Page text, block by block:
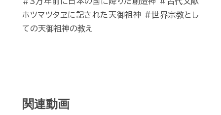
ホツマツタヱに記された天御祖神 #世界宗教とし
ての天御祖神の教え
関連動画